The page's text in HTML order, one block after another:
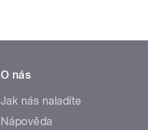
O nás
Jak nás naladíte
Nápověda